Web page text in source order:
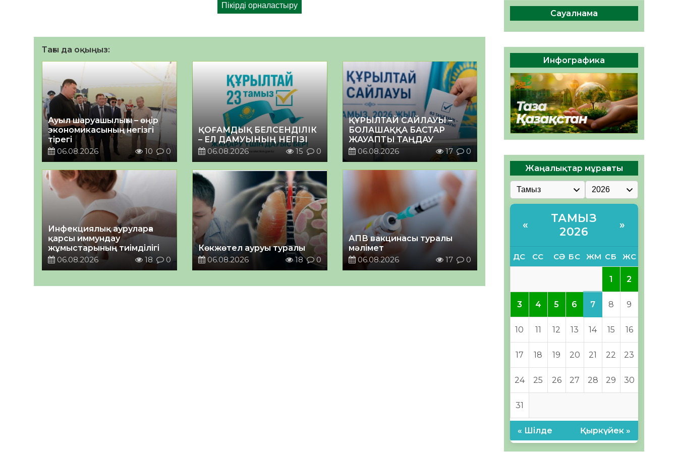
Тағы да оқыңыз:
Ауыл шаруашылығы – өңір
экономикасының негізгі
тірегі
06.08.2026
10 0
ҚОҒАМДЫҚ БЕЛСЕНДІЛІК
– ЕЛ ДАМУЫНЫҢ НЕГІЗІ
06.08.2026
15 0
ҚҰРЫЛТАЙ САЙЛАУЫ –
БОЛАШАҚҚА БАСТАР
ЖАУАПТЫ ТАҢДАУ
06.08.2026
17 0
Инфекциялық ауруларға
қарсы иммундау
жұмыстарының тиімділігі
06.08.2026
18 0
Көкжөтел ауруы туралы
06.08.2026
18 0
АПВ вакцинасы туралы
мәлімет
06.08.2026
17 0
беруге дайын
ӘРБІР ДАУЫС – ҚОҒАМ
ДАМУЫНА ҚОСЫЛҒАН
ҮЛЕС
05.08.2026
36 0
Сауалнама
Инфографика
Жаңалықтар мұрағаты
«
ТАМЫЗ
2026
»
ДС СС СӘ БС ЖМ СБ ЖС
1 2
3 4 5 6 7 8 9
10 11 12 13 14 15 16
17 18 19 20 21 22 23
24 25 26 27 28 29 30
31
« Шілде Қыркүйек »